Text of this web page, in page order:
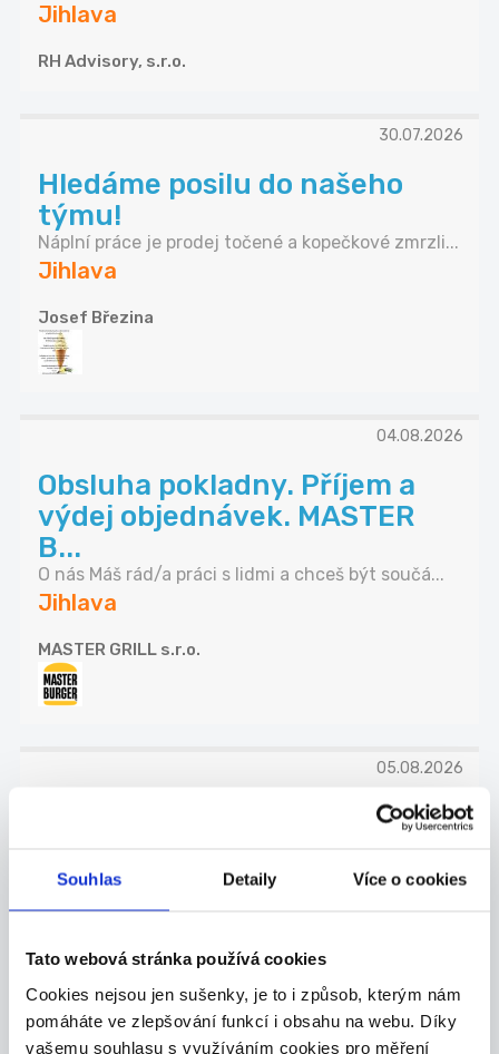
Souhlas Detaily Více o cookies
Tato webová stránka používá cookies
Cookies nejsou jen sušenky, je to i způsob, kterým nám
pomáháte ve zlepšování funkcí i obsahu na webu. Díky
vašemu souhlasu s využíváním cookies pro měření
Jihlava
RH Advisory, s.r.o.
30.07.2026
Hledáme posilu do našeho
týmu!
Náplní práce je prodej točené a kopečkové zmrzli...
Jihlava
Josef Březina
04.08.2026
Obsluha pokladny. Příjem a
výdej objednávek. MASTER
B...
O nás Máš rád/a práci s lidmi a chceš být součá...
Jihlava
MASTER GRILL s.r.o.
05.08.2026